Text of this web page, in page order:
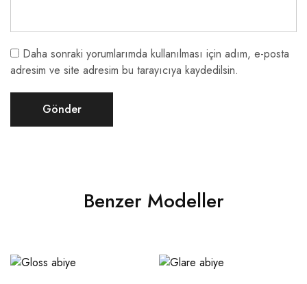
Daha sonraki yorumlarımda kullanılması için adım, e-posta
adresim ve site adresim bu tarayıcıya kaydedilsin.
Benzer Modeller